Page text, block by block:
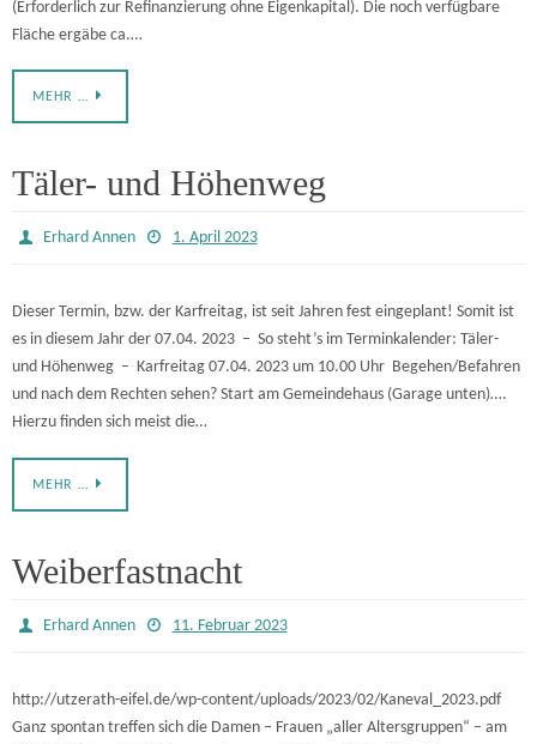
(Erforderlich zur Refinanzierung ohne Eigenkapital). Die noch verfügbare
Fläche ergäbe ca.…
MEHR …
Täler- und Höhenweg
Erhard Annen 1. April 2023
Dieser Termin, bzw. der Karfreitag, ist seit Jahren fest eingeplant! Somit ist
es in diesem Jahr der 07.04. 2023 – So steht’s im Terminkalender: Täler-
und Höhenweg – Karfreitag 07.04. 2023 um 10.00 Uhr Begehen/Befahren
und nach dem Rechten sehen? Start am Gemeindehaus (Garage unten)….
Hierzu finden sich meist die…
MEHR …
Weiberfastnacht
Erhard Annen 11. Februar 2023
http://utzerath-eifel.de/wp-content/uploads/2023/02/Kaneval_2023.pdf
Ganz spontan treffen sich die Damen – Frauen „aller Altersgruppen“ – am